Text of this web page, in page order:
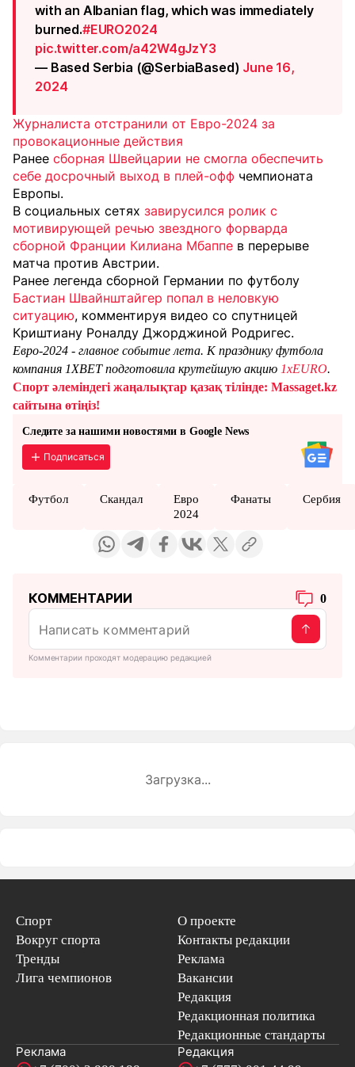
with an Albanian flag, which was immediately
burned.#EURO2024
pic.twitter.com/a42W4gJzY3
— Based Serbia (@SerbiaBased) June 16,
2024
Журналиста отстранили от Евро-2024 за
провокационные действия
Ранее сборная Швейцарии не смогла обеспечить
себе досрочный выход в плей-офф чемпионата
Европы.
В социальных сетях завирусился ролик с
мотивирующей речью звездного форварда
сборной Франции Килиана Мбаппе в перерыве
матча против Австрии.
Ранее легенда сборной Германии по футболу
Бастиан Швайнштайгер попал в неловкую
ситуацию, комментируя видео со спутницей
Криштиану Роналду Джорджиной Родригес.
Евро-2024 - главное событие лета. К празднику футбола
компания 1XBET подготовила крутейшую акцию 1xEURO.
Спорт әлеміндегі жаңалықтар қазақ тілінде: Massaget.kz
сайтына өтіңіз!
Следите за нашими новостями в Google News
Подписаться
Футбол Скандал
Евро
2024
Фанаты Сербия
КОММЕНТАРИИ 0
Комментарии проходят модерацию редакцией
Загрузка...
Спорт
Вокруг спорта
Тренды
Лига чемпионов
О проекте
Контакты редакции
Реклама
Вакансии
Редакция
Редакционная политика
Редакционные стандарты
Реклама Редакция